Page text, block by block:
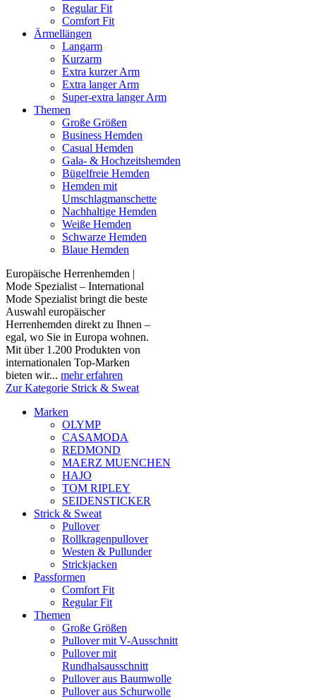
Regular Fit
Comfort Fit
Ärmellängen
Langarm
Kurzarm
Extra kurzer Arm
Extra langer Arm
Super-extra langer Arm
Themen
Große Größen
Business Hemden
Casual Hemden
Gala- & Hochzeitshemden
Bügelfreie Hemden
Hemden mit
Umschlagmanschette
Nachhaltige Hemden
Weiße Hemden
Schwarze Hemden
Blaue Hemden
Europäische Herrenhemden |
Mode Spezialist – International
Mode Spezialist bringt die beste
Auswahl europäischer
Herrenhemden direkt zu Ihnen –
egal, wo Sie in Europa wohnen.
Mit über 1.200 Produkten von
internationalen Top-Marken
bieten wir... mehr erfahren
Zur Kategorie Strick & Sweat
Marken
OLYMP
CASAMODA
REDMOND
MAERZ MUENCHEN
HAJO
TOM RIPLEY
SEIDENSTICKER
Strick & Sweat
Pullover
Rollkragenpullover
Westen & Pullunder
Strickjacken
Passformen
Comfort Fit
Regular Fit
Themen
Große Größen
Pullover mit V-Ausschnitt
Pullover mit
Rundhalsausschnitt
Pullover aus Baumwolle
Pullover aus Schurwolle